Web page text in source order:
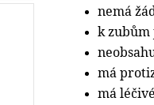
nemá
k
má
má